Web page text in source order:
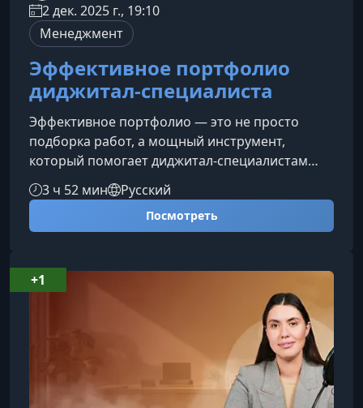
2 дек. 2025 г., 19:10
Менеджмент
Эффективное портфолио
диджитал-специалиста
Эффективное портфолио — это не просто
подборка работ, а мощный инструмент,
который помогает диджитал-специалистам
выделяться и уверенно демонстрировать свои
компетенции. На курсе вы узнаете, как
структурировать, оформлять и продвигать
курсеПрограмма разбирает ключевые подходы
и инструменты, которые помогают
специалистам убедительно презентовать свой
3 ч 52 мин Русский
Посмотреть
+1